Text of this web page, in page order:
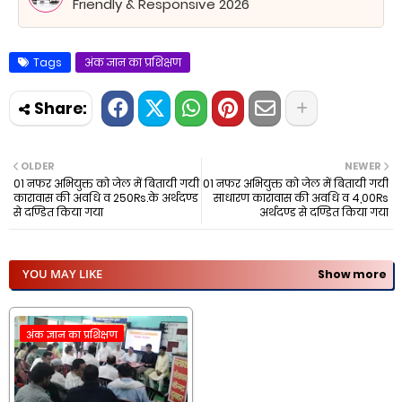
Friendly & Responsive 2026
Tags अंक ज्ञान का प्रशिक्षण
NEWER
01 नफर अभियुक्त को जेल में बितायी गयी
साधारण कारावास की अवधि व 4,00Rs
अर्थदण्ड से दण्डित किया गया
OLDER
01 नफर अभियुक्त को जेल में बितायी गयी
कारावास की अवधि व 250Rs.के अर्थदण्ड
से दण्डित किया गया
YOU MAY LIKE Show more
अंक ज्ञान का प्रशिक्षण